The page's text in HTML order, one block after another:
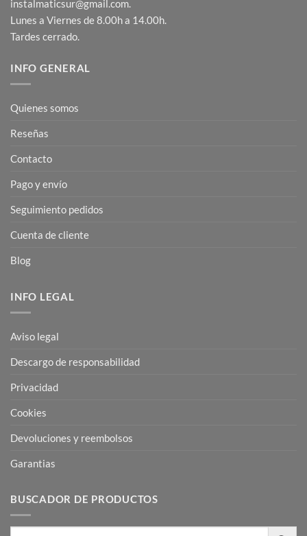
instalmaticsur@gmail.com.
Lunes a Viernes de 8.00h a 14.00h.
Tardes cerrado.
INFO GENERAL
Quienes somos
Reseñas
Contacto
Pago y envío
Seguimiento pedidos
Cuenta de cliente
Blog
INFO LEGAL
Aviso legal
Descargo de responsabilidad
Privacidad
Cookies
Devoluciones y reembolsos
Garantias
BUSCADOR DE PRODUCTOS